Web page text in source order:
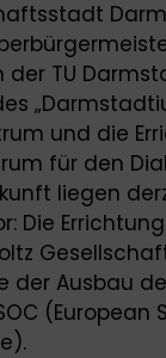
der TU
und die
für den
liegen
Die
der Ausbau
(European